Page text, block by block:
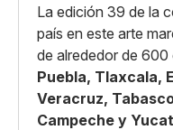
La edición 39 de la
país en este arte
de alrededor de
Puebla, Tlaxcala,
Veracruz,
Campeche y